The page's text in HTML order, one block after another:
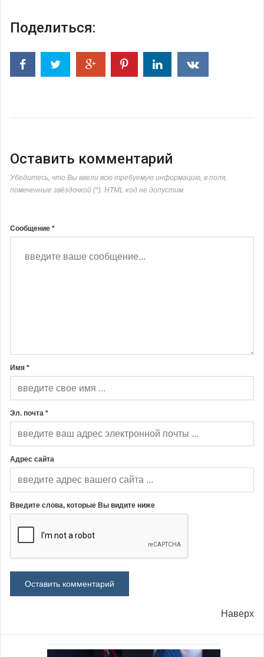
Поделиться:
Оставить комментарий
Убедитесь, что Вы ввели всю требуемую информацию, в поля,
помеченные звёздочкой (*). HTML код не допустим.
Сообщение *
Имя *
Эл. почта *
Адрес сайта
Введите слова, которые Вы видите ниже
Наверх